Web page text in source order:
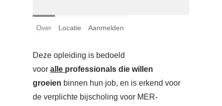
Over Locatie Aanmelden
Deze opleiding is bedoeld
vooralle professionals die willen
groeien binnen hun job, en is erkend voor
de verplichte bijscholing voor MER-
Nederlands